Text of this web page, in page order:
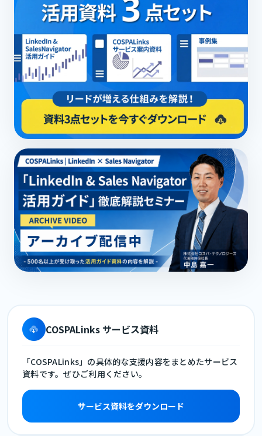
COSPALinks サービス資料
「COSPALinks」の具体的な支援内容をまとめたサービス
資料です。ぜひご利用ください。
サービス資料をダウンロード